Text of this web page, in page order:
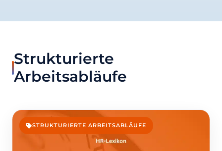
Strukturierte
Arbeitsabläufe
STRUKTURIERTE ARBEITSABLÄUFE